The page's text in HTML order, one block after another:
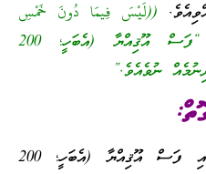
((لَيْسَ فِيمَا دُونَ خَمْسِ
މާނައީ: “ފަސް އޫޤިއްޔާ (އެބަހީ؛ 200
ނުވެއެވެ.”
މި ޙަދީޘުން ދޭހަވާގޮތުގައި ރިހީގައި ފަސް އޫޤިއްޔާ (އެބަހީ؛ 200